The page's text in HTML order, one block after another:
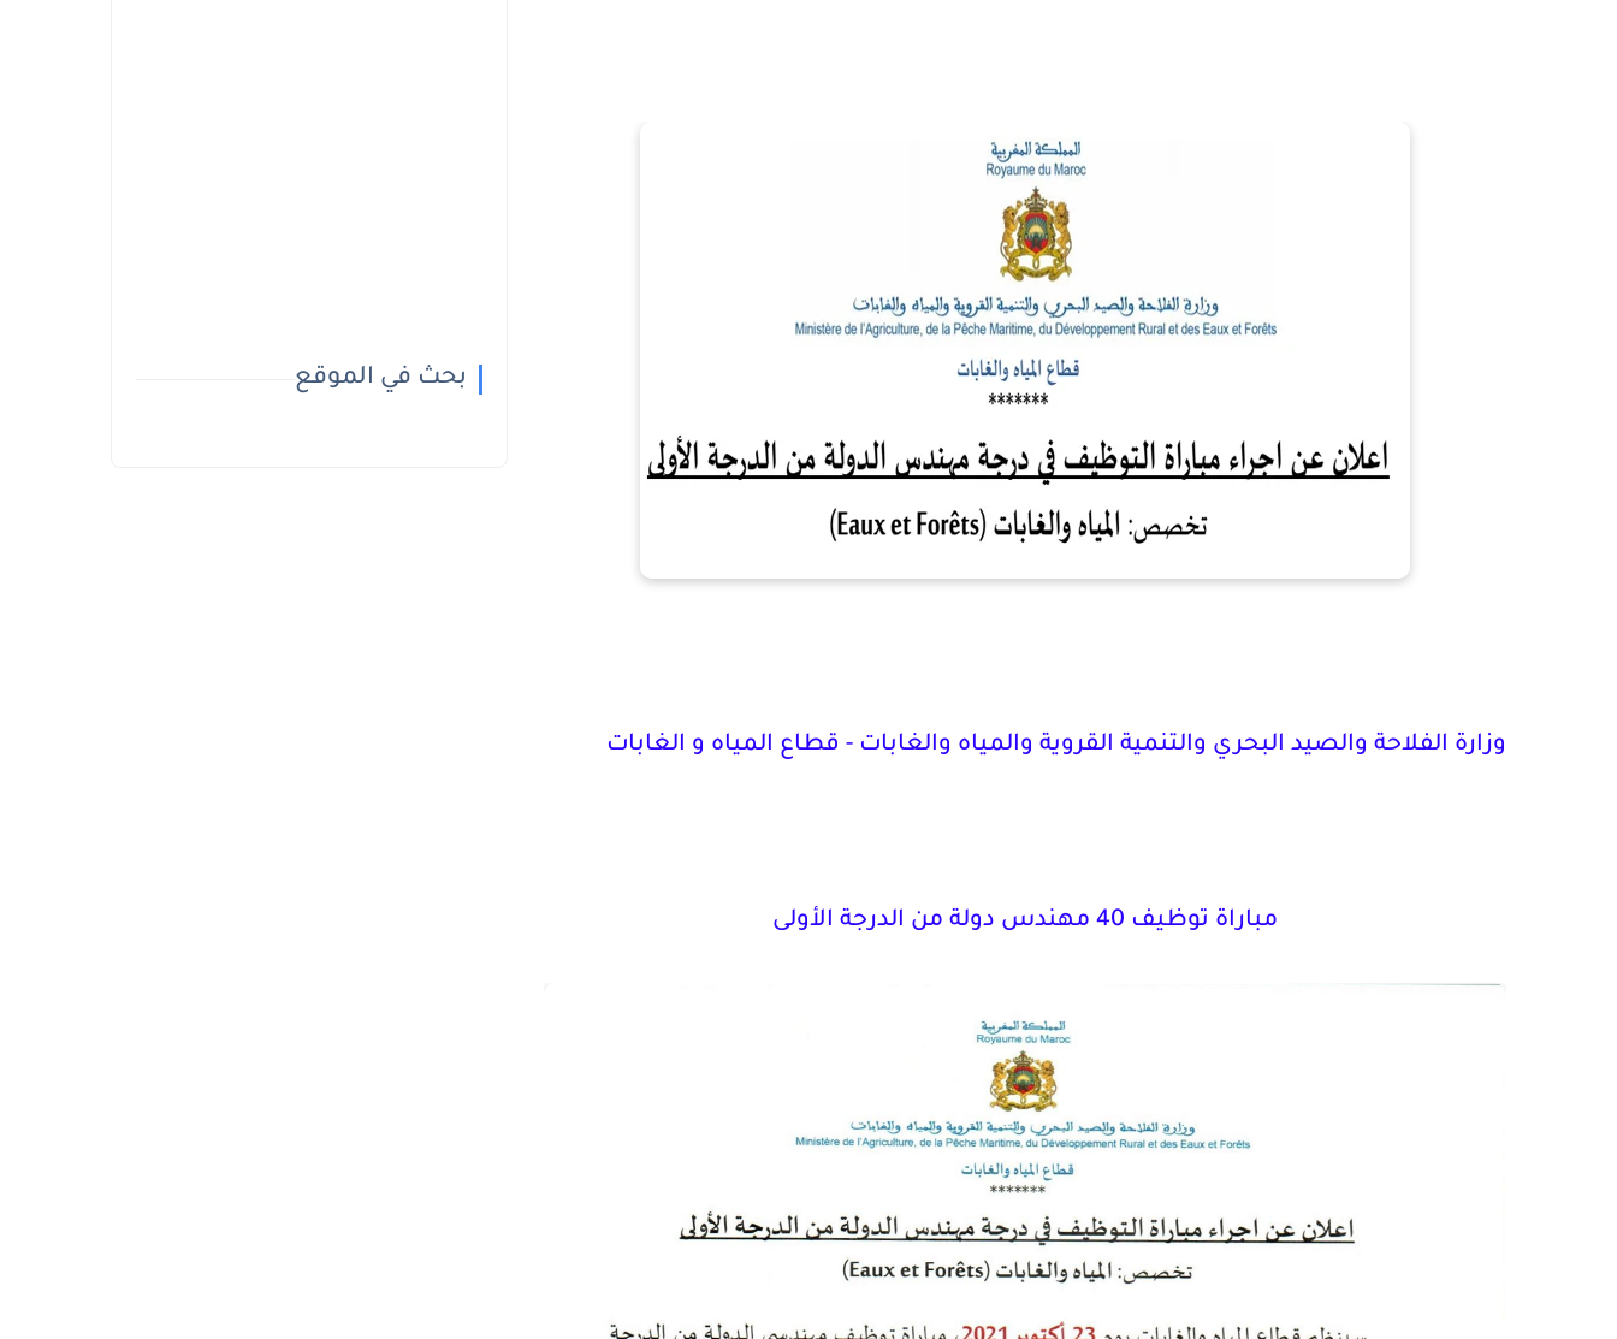
وزارة الفلاحة والصيد البحري والتنمية القروية والمياه والغابات - قطاع المياه و الغابات
مباراة توظيف 40 مهندس دولة من الدرجة الأولى
بحث في الموقع